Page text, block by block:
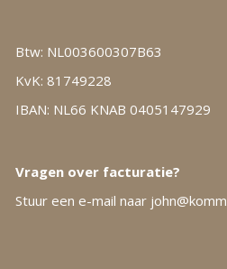
Btw: NL003600307B63
KvK: 81749228
IBAN: NL66 KNAB 0405147929
Vragen over facturatie?
Stuur een e-mail naar